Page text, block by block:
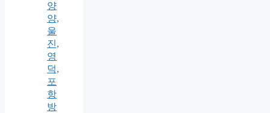
양
양,
울
진,
영
덕,
포
항
방